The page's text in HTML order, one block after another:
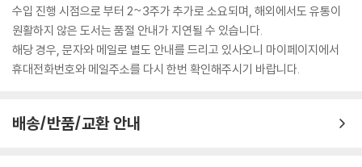
수입 진행 시점으로 부터 2~3주가 추가로 소요되며, 해외에서도 유통이
원활하지 않은 도서는 품절 안내가 지연될 수 있습니다.
해당 경우, 문자와 메일로 별도 안내를 드리고 있사오니 마이페이지에서
휴대전화번호와 메일주소를 다시 한번 확인해주시기 바랍니다.
배송/반품/교환 안내